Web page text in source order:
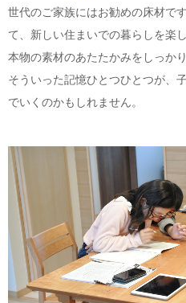
世代のご家族にはお勧めの床材で
て、新しい住まいでの暮らしを楽
本物の素材のあたたかみをしっか
そういった記憶ひとつひとつが、
でいくのかもしれません。